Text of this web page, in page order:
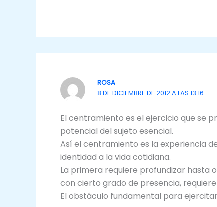
ROSA
8 DE DICIEMBRE DE 2012 A LAS 13:16
El centramiento es el ejercicio que se
potencial del sujeto esencial.
Así el centramiento es la experiencia
identidad a la vida cotidiana.
La primera requiere profundizar hasta
con cierto grado de presencia,
El obstáculo fundamental para